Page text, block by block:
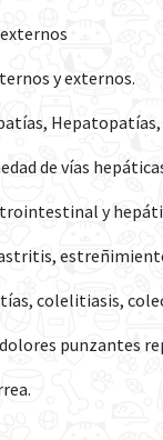
y externos.
de vías
y
colelitiasis,
punzantes